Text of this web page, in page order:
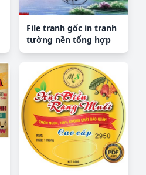
File tranh gốc in tranh
tường nền tổng hợp
H34964